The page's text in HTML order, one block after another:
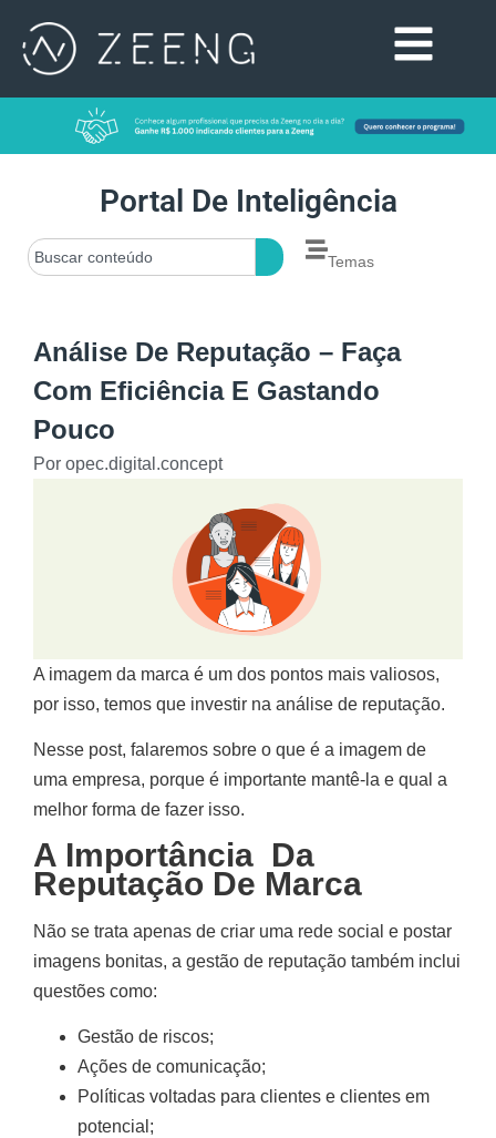
Portal De Inteligência
Temas
Análise De Reputação – Faça
Com Eficiência E Gastando
Pouco
Por opec.digital.concept
A imagem da marca é um dos pontos mais valiosos,
por isso, temos que investir na análise de reputação.
Nesse post, falaremos sobre o que é a imagem de
uma empresa, porque é importante mantê-la e qual a
melhor forma de fazer isso.
A Importância Da
Reputação De Marca
Não se trata apenas de criar uma rede social e postar
imagens bonitas, a gestão de reputação também inclui
questões como:
Gestão de riscos;
Ações de comunicação;
Políticas voltadas para clientes e clientes em
potencial;